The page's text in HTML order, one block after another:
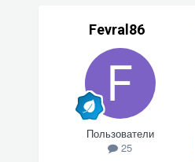
Fevral86
Пользователи
25